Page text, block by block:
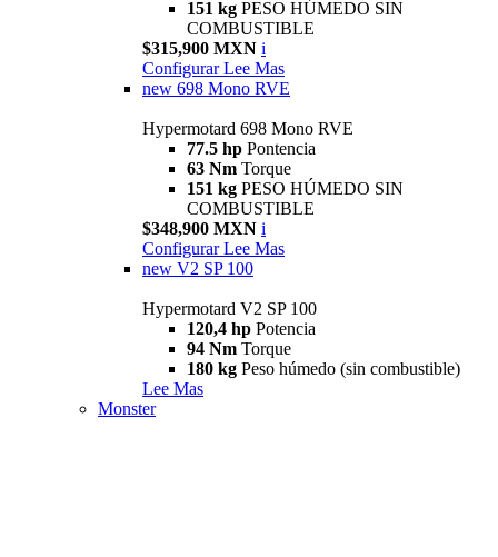
151 kg PESO HÚMEDO SIN
COMBUSTIBLE
$315,900 MXN i
Configurar Lee Mas
new 698 Mono RVE
Hypermotard 698 Mono RVE
77.5 hp Pontencia
63 Nm Torque
151 kg PESO HÚMEDO SIN
COMBUSTIBLE
$348,900 MXN i
Configurar Lee Mas
new V2 SP 100
Hypermotard V2 SP 100
120,4 hp Potencia
94 Nm Torque
180 kg Peso húmedo (sin combustible)
Lee Mas
Monster